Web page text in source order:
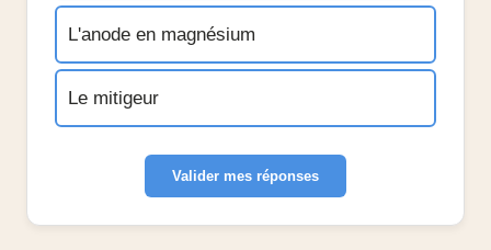
L'anode en magnésium
Le mitigeur
Valider mes réponses